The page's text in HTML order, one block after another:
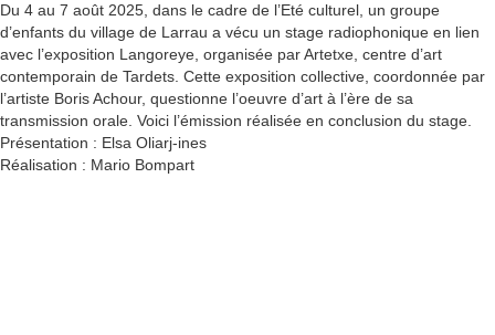
Du 4 au 7 août 2025, dans le cadre de l’Eté culturel, un groupe
d’enfants du village de Larrau a vécu un stage radiophonique en lien
avec l’exposition Langoreye, organisée par Artetxe, centre d’art
contemporain de Tardets. Cette exposition collective, coordonnée par
l’artiste Boris Achour, questionne l’oeuvre d’art à l’ère de sa
transmission orale. Voici l’émission réalisée en conclusion du stage.
Présentation : Elsa Oliarj-ines
Réalisation : Mario Bompart